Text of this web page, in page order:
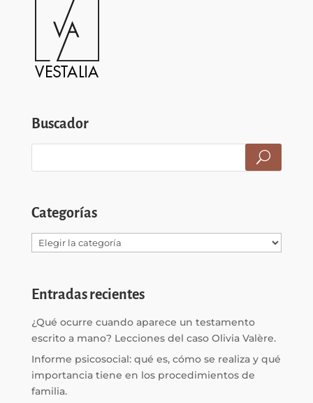
Buscador
Categorías
Categorías
Entradas recientes
¿Qué ocurre cuando aparece un testamento
escrito a mano? Lecciones del caso Olivia Valère.
Informe psicosocial: qué es, cómo se realiza y qué
importancia tiene en los procedimientos de
familia.